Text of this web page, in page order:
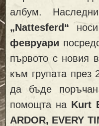
албум.
„Nattesferd“
февруари
първото с новия
към групата
да бъде
помощта на Kurt
ARDOR, EVERY